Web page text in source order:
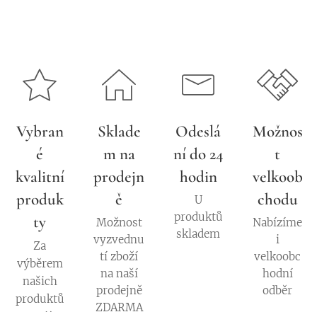
Vybran
é
kvalitní
produk
ty
Za
výběrem
našich
produktů
Sklade
m na
prodejn
ě
Možnost
vyzvednu
tí zboží
na naší
prodejně
ZDARMA
Odeslá
ní do 24
hodin
U
produktů
skladem
Možnos
t
velkoob
chodu
Nabízíme
i
velkoobc
hodní
odběr